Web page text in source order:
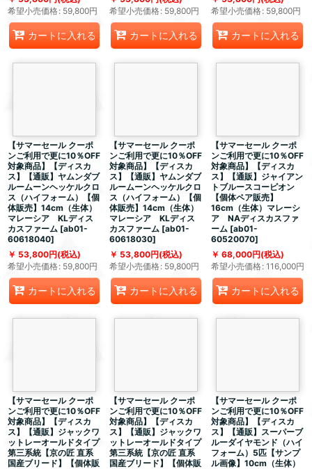
希望小売価格: 59,800円
カートに入れる
希望小売価格: 59,800円
カートに入れる
希望小売価格: 59,800円
カートに入れる
【サマーセール クーポ
ンご利用で更に10％OFF
対象商品】【ディスカ
ス】【通販】ヤムンダブ
ルームーンヘッケルクロ
ス（ハイフォーム）【個
体販売】14cm（生体）
マレーシア KLディス
カスファーム [ab01-
60618040]
53,800円(税込)
希望小売価格: 59,800円
カートに入れる
【サマーセール クーポ
ンご利用で更に10％OFF
対象商品】【ディスカ
ス】【通販】ヤムンダブ
ルームーンヘッケルクロ
ス（ハイフォーム）【個
体販売】14cm（生体）
マレーシア KLディス
カスファーム [ab01-
60618030]
53,800円(税込)
希望小売価格: 59,800円
カートに入れる
【サマーセール クーポ
ンご利用で更に10％OFF
対象商品】【ディスカ
ス】【通販】ジャイアン
トブルースコーピオン
【個体ペア販売】
16cm（生体）マレーシ
ア NAディスカスファ
ーム [ab01-
60520070]
68,000円(税込)
希望小売価格: 116,000円
カートに入れる
【サマーセール クーポ
ンご利用で更に10％OFF
対象商品】【ディスカ
ス】【通販】ジャックワ
ットレーオールドタイプ
第三系統【京の匠 直系
国産ブリード】【個体販
【サマーセール クーポ
ンご利用で更に10％OFF
対象商品】【ディスカ
ス】【通販】ジャックワ
ットレーオールドタイプ
第三系統【京の匠 直系
国産ブリード】【個体販
【サマーセール クーポ
ンご利用で更に10％OFF
対象商品】【ディスカ
ス】【通販】スーパーブ
ルーダイヤモンド（ハイ
フォーム）5匹【サンプ
ル画像】10cm（生体）